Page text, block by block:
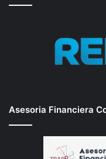
Asesoria Financiera